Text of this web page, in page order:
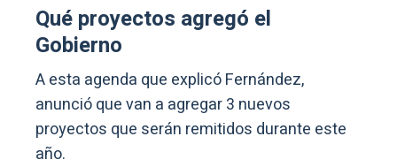
Qué proyectos agregó el
Gobierno
A esta agenda que explicó Fernández,
anunció que van a agregar 3 nuevos
proyectos que serán remitidos durante este
año.